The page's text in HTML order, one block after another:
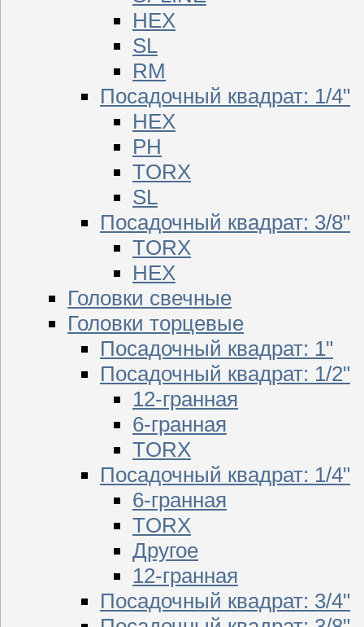
HEX
SL
RM
Посадочный квадрат: 1/4"
HEX
PH
TORX
SL
Посадочный квадрат: 3/8"
TORX
HEX
Головки свечные
Головки торцевые
Посадочный квадрат: 1"
Посадочный квадрат: 1/2"
12-гранная
6-гранная
TORX
Посадочный квадрат: 1/4"
6-гранная
TORX
Другое
12-гранная
Посадочный квадрат: 3/4"